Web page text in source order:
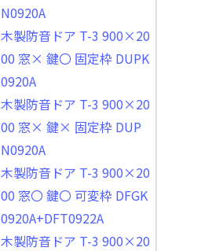
N0920A
木製防音ドア T-3 900×20
00 窓× 鍵〇 固定枠 DUPK
0920A
木製防音ドア T-3 900×20
00 窓× 鍵× 固定枠 DUP
N0920A
木製防音ドア T-3 900×20
00 窓〇 鍵〇 可変枠 DFGK
0920A+DFT0922A
木製防音ドア T-3 900×20